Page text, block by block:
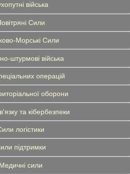
війська
Сили
Морські Сили
штурмові війська
операцій
оборони
та кібербезпеки
логістики
підтримки
Медичні сили